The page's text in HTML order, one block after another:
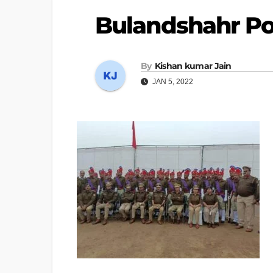
Bulandshahr
By Kishan kumar Jain
JAN 5, 2022